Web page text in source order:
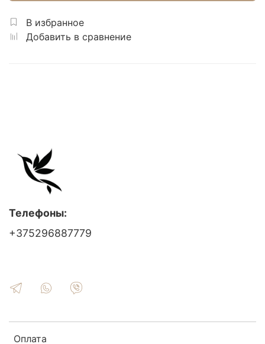
В избранное
Добавить в сравнение
Оплата
Телефоны:
+375296887779